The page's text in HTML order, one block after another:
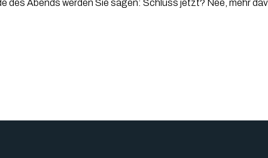
des Abends werden Sie sagen: Schluss jetzt? Nee, mehr